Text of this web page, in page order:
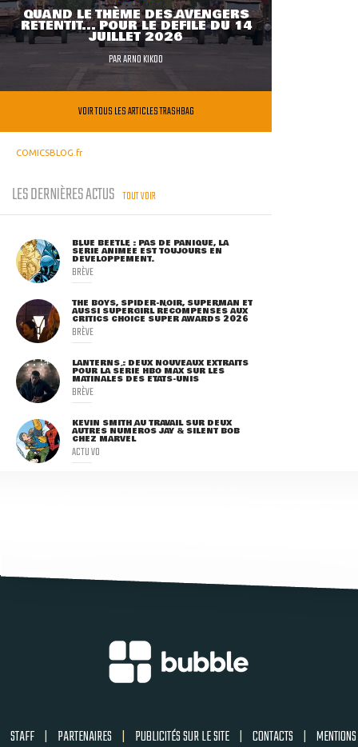
QUAND LE THÈME DES AVENGERS
RETENTIT... POUR LE DÉFILÉ DU 14
JUILLET 2026
PARARNO KIKOO
VOIR TOUS LES ARTICLES TRASHBAG
COMICSBLOG.fr
LES DERNIÈRES ACTUS TOUT VOIR
BLUE BEETLE : PAS DE PANIQUE, LA
SÉRIE ANIMÉE EST TOUJOURS EN
DÉVELOPPEMENT.
BRÈVE
THE BOYS, SPIDER-NOIR, SUPERMAN ET
AUSSI SUPERGIRL RÉCOMPENSÉS AUX
CRITICS CHOICE SUPER AWARDS 2026
BRÈVE
LANTERNS : DEUX NOUVEAUX EXTRAITS
POUR LA SÉRIE HBO MAX SUR LES
MATINALES DES ETATS-UNIS
BRÈVE
KEVIN SMITH AU TRAVAIL SUR DEUX
AUTRES NUMÉROS JAY & SILENT BOB
CHEZ MARVEL
ACTU VO
STAFF | PARTENAIRES | PUBLICITÉS SUR LE SITE | CONTACTS | MENTIONS